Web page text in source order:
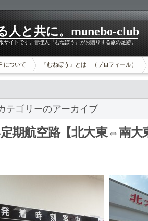
人と共に。munebo-club
サイトです。管理人『むねぼう』がお贈りする旅の足跡。
について 『むねぼう』とは （プロフィール）
テゴリーのアーカイブ
定期航空路【北大東⇔南大